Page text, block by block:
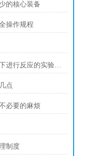
的核心装备
操作规程
高温高压反应釜是一种能够在高温高压下进行反应的实验设备
点
必要的麻烦
制度